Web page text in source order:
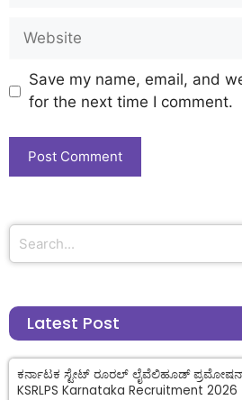
Save my name, email, and
for the next time I comment.
Latest Post
ಕರ್ನಾಟಕ ಸ್ಟೇಟ್ ರೂರಲ್ ಲೈವೆಲಿಹೂಡ್
KSRLPS Karnataka Recruitment 2026